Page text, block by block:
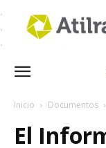
Inicio Documentos
El